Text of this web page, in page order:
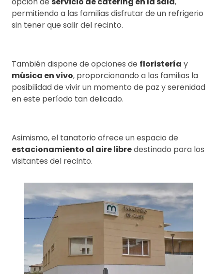
permitiendo a las familias disfrutar de un refrigerio
sin tener que salir del recinto.
También dispone de opciones de floristería y
música en vivo, proporcionando a las familias la
posibilidad de vivir un momento de paz y serenidad
en este período tan delicado.
Asimismo, el tanatorio ofrece un espacio de
estacionamiento al aire libredestinado para los
visitantes del recinto.